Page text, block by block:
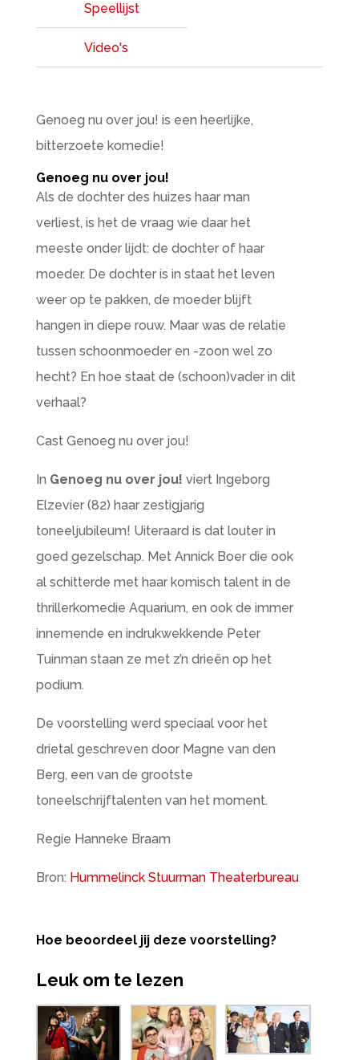
Speellijst
Video's
Genoeg nu over jou! is een heerlijke,
bitterzoete komedie!
Genoeg nu over jou!
Als de dochter des huizes haar man
verliest, is het de vraag wie daar het
meeste onder lijdt: de dochter of haar
moeder. De dochter is in staat het leven
weer op te pakken, de moeder blijft
hangen in diepe rouw. Maar was de relatie
tussen schoonmoeder en -zoon wel zo
hecht? En hoe staat de (schoon)vader in dit
verhaal?
Cast Genoeg nu over jou!
In Genoeg nu over jou! viert Ingeborg
Elzevier (82) haar zestigjarig
toneeljubileum! Uiteraard is dat louter in
goed gezelschap. Met Annick Boer die ook
al schitterde met haar komisch talent in de
thrillerkomedie Aquarium, en ook de immer
innemende en indrukwekkende Peter
Tuinman staan ze met z’n drieën op het
podium.
De voorstelling werd speciaal voor het
drietal geschreven door Magne van den
Berg, een van de grootste
toneelschrijftalenten van het moment.
Regie Hanneke Braam
Bron: Hummelinck Stuurman Theaterbureau
Hoe beoordeel jij deze voorstelling?
Leuk om te lezen